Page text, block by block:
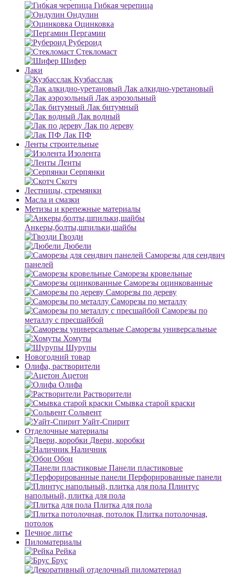
Гибкая черепица
Ондулин
Оцинковка
Пергамин
Рубероид
Стекломаст
Шифер
Лаки
Кузбасслак
Лак алкидно-уретановый
Лак аэрозольный
Лак битумный
Лак водный
Лак по дереву
Лак ПФ
Ленты строительные
Изолента
Ленты
Серпянки
Скотч
Лестницы, стремянки
Масла и смазки
Метизы и крепежные материалы
Анкеры,болты,шпильки,шайбы
Гвозди
Дюбели
Саморезы для сендвич
панелей
Саморезы кровельные
Саморезы оцинкованные
Саморезы по дереву
Саморезы по металлу
Саморезы по
металлу с пресшайбой
Саморезы универсальные
Хомуты
Шурупы
Новогодний товар
Олифа, растворители
Ацетон
Олифа
Растворители
Смывка старой краски
Сольвент
Уайт-Спирит
Отделочные материалы
Двери, коробки
Наличник
Обои
Панели пластиковые
Перфорированные панели
Плинтус
напольный, плитка для пола
Плитка для пола
Плитка потолочная,
потолок
Печное литье
Пиломатериалы
Рейка
Брус